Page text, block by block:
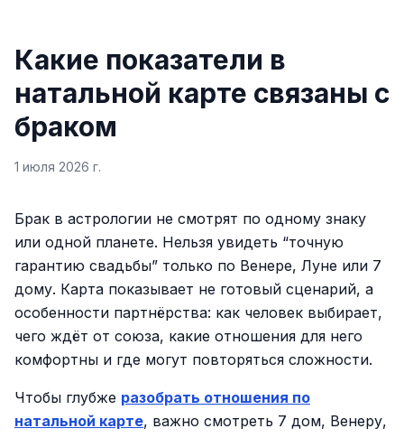
Какие показатели в
натальной карте связаны с
браком
1 июля 2026 г.
Брак в астрологии не смотрят по одному знаку
или одной планете. Нельзя увидеть “точную
гарантию свадьбы” только по Венере, Луне или 7
дому. Карта показывает не готовый сценарий, а
особенности партнёрства: как человек выбирает,
чего ждёт от союза, какие отношения для него
комфортны и где могут повторяться сложности.
Чтобы глубже разобрать отношения по
натальной карте, важно смотреть 7 дом, Венеру,